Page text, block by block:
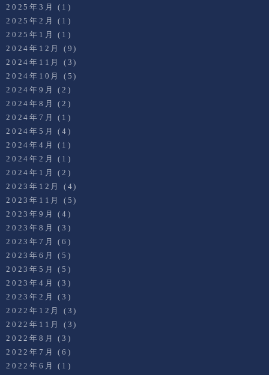
2025年3月
(1)
2025年2月
(1)
2025年1月
(1)
2024年12月
(9)
2024年11月
(3)
2024年10月
(5)
2024年9月
(2)
2024年8月
(2)
2024年7月
(1)
2024年5月
(4)
2024年4月
(1)
2024年2月
(1)
2024年1月
(2)
2023年12月
(4)
2023年11月
(5)
2023年9月
(4)
2023年8月
(3)
2023年7月
(6)
2023年6月
(5)
2023年5月
(5)
2023年4月
(3)
2023年2月
(3)
2022年12月
(3)
2022年11月
(3)
2022年8月
(3)
2022年7月
(6)
2022年6月
(1)